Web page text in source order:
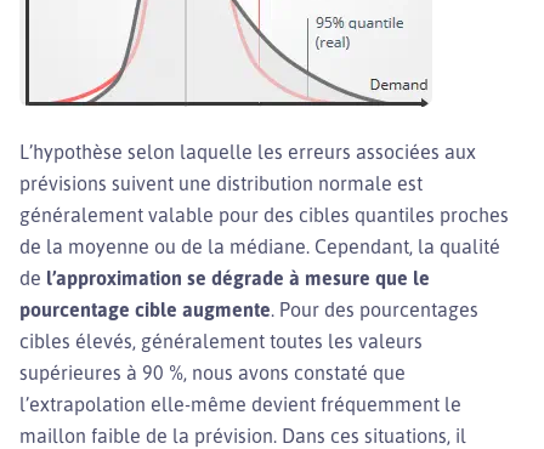
L’hypothèse selon laquelle les erreurs associées aux
prévisions suivent une distribution normale est
généralement valable pour des cibles quantiles proches
de la moyenne ou de la médiane. Cependant, la qualité
de l’approximation se dégrade à mesure que le
pourcentage cible augmente. Pour des pourcentages
cibles élevés, généralement toutes les valeurs
supérieures à 90 %, nous avons constaté que
l’extrapolation elle-même devient fréquemment le
maillon faible de la prévision. Dans ces situations, il